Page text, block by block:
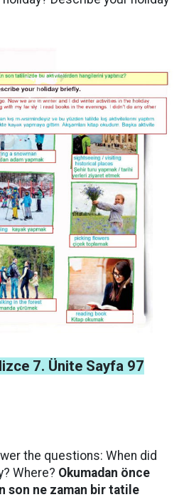
7. Ünite Sayfa 97
the questions: When did
Where? Okumadan önce
son ne zaman bir tatile